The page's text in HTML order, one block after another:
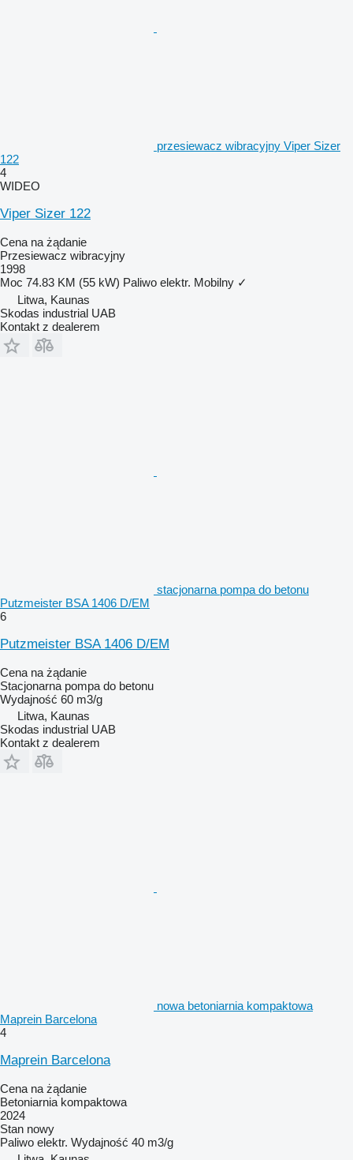
przesiewacz wibracyjny Viper Sizer
122
4
WIDEO
Viper Sizer 122
Cena na żądanie
Przesiewacz wibracyjny
1998
Moc 74.83 KM (55 kW) Paliwo elektr. Mobilny ✓
Litwa, Kaunas
Skodas industrial UAB
Kontakt z dealerem
stacjonarna pompa do betonu
Putzmeister BSA 1406 D/EM
6
Putzmeister BSA 1406 D/EM
Cena na żądanie
Stacjonarna pompa do betonu
Wydajność 60 m3/g
Litwa, Kaunas
Skodas industrial UAB
Kontakt z dealerem
nowa betoniarnia kompaktowa
Maprein Barcelona
4
Maprein Barcelona
Cena na żądanie
Betoniarnia kompaktowa
2024
Stan nowy
Paliwo elektr. Wydajność 40 m3/g